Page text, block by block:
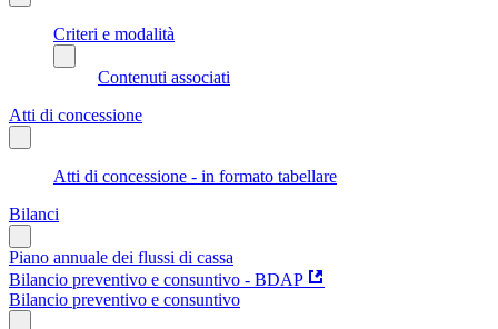
Criteri e modalità
Contenuti associati
Atti di concessione
Atti di concessione - in formato tabellare
Bilanci
Piano annuale dei flussi di cassa
Bilancio preventivo e consuntivo - BDAP
Bilancio preventivo e consuntivo